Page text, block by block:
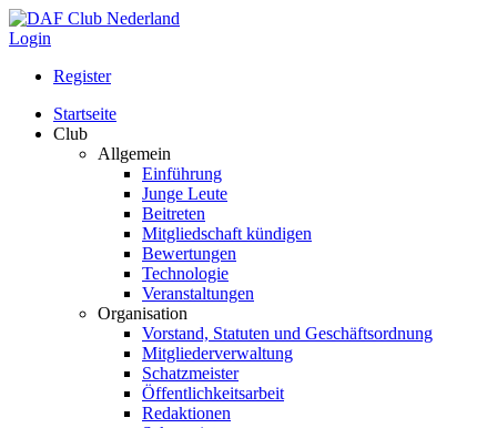
Login
Register
Startseite
Club
Allgemein
Einführung
Junge Leute
Beitreten
Mitgliedschaft kündigen
Bewertungen
Technologie
Veranstaltungen
Organisation
Vorstand, Statuten und Geschäftsordnung
Mitgliederverwaltung
Schatzmeister
Öffentlichkeitsarbeit
Redaktionen